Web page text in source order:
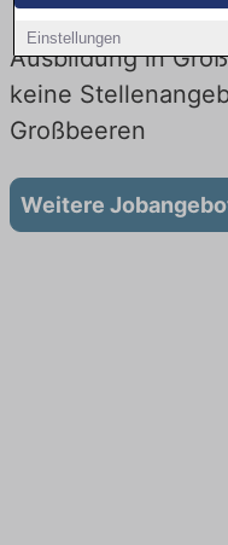
Einstellungen
Ausbildung in
keine
Großbeeren
Weitere